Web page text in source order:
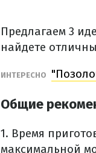
Предлагаем 3
найдете
ИНТЕРЕСНО
Общие
1. Время
максимальной